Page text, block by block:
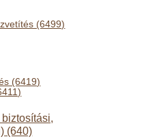
(6499)
(6419)
(640)